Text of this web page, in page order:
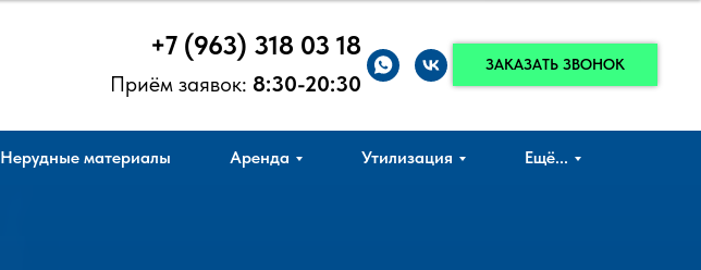
+7 (963) 318 03 18
Приём заявок: 8:30-20:30
ЗАКАЗАТЬ ЗВОНОК
Нерудные материалы Аренда Утилизация Ещё...